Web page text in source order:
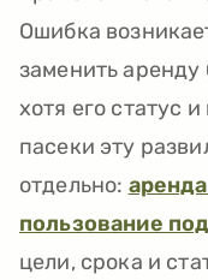
Ошибка
заменить
хотя его статус
пасеки эту
отдельно:
пользование
цели, срока и